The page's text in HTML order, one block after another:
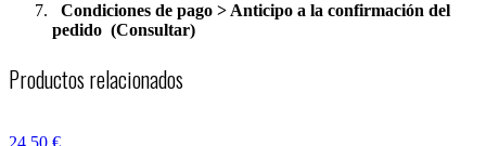
Condiciones de pago > Anticipo a la confirmación del
pedido (Consultar)
Productos relacionados
24,50 €